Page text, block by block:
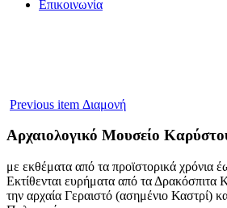
Επικοινωνία
Previous item Διαμονή
Αρχαιολογικό Μουσείο
με εκθέματα από τα προϊστορικά χρόνια
Εκτίθενται ευρήματα από τα Δρακόσπιτα
την αρχαία Γεραιστό (ασημένιο Καστρί)